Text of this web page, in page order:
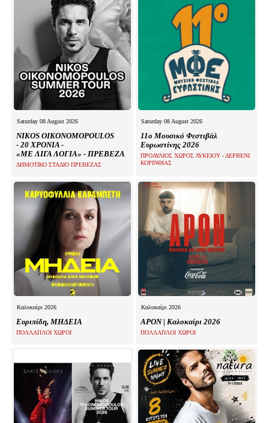
Saturday 08 August 2026
NIKOS OIKONOMOPOULOS
- 20 ΧΡΟΝΙΑ -
«ΜΕ ΛΙΓΑ ΛΟΓΙΑ» - ΠΡΕΒΕΖΑ
ΔΗΜΟΤΙΚΟ ΣΤΑΔΙΟ ΠΡΕΒΕΖΑΣ
Saturday 08 August 2026
11ο Μουσικό Φεστιβάλ
Ευρωστίνης 2026
ΠΡΟΑΥΛΙΟΣ ΧΩΡΟΣ ΛΥΚΕΙΟΥ - ΔΕΡΒΕΝΙ
ΚΟΡΙΝΘΙΑΣ
Καλοκαίρι 2026
Ευριπίδη, ΜΗΔΕΙΑ
ΠΟΛΛΑΠΛΟΙ ΧΩΡΟΙ
Καλοκαίρι 2026
APON | Καλοκαίρι 2026
ΠΟΛΛΑΠΛΟΙ ΧΩΡΟΙ